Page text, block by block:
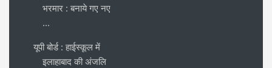
भरमार : बनाये गए नए
...
यूपी बोर्ड : हाईस्कूल में
इलाहाबाद की अंजलि